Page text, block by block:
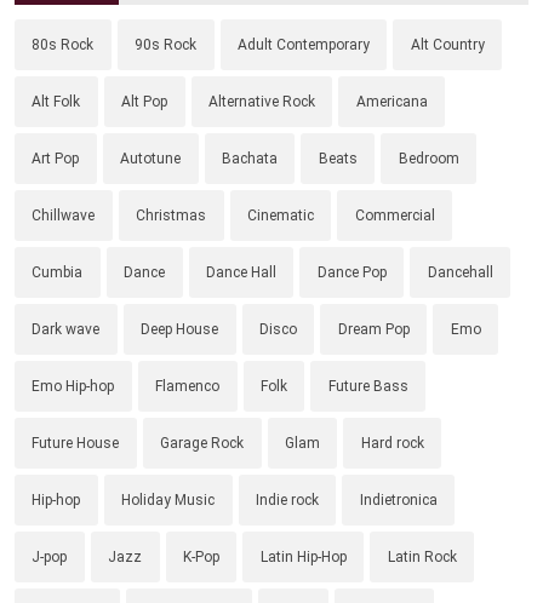
80s Rock 90s Rock Adult Contemporary Alt Country
Alt Folk Alt Pop Alternative Rock Americana
Art Pop Autotune Bachata Beats Bedroom
Chillwave Christmas Cinematic Commercial
Cumbia Dance Dance Hall Dance Pop Dancehall
Dark wave Deep House Disco Dream Pop Emo
Emo Hip-hop Flamenco Folk Future Bass
Future House Garage Rock Glam Hard rock
Hip-hop Holiday Music Indie rock Indietronica
J-pop Jazz K-Pop Latin Hip-Hop Latin Rock